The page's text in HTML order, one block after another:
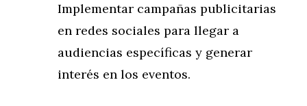
Implementar campañas publicitarias
en redes sociales para llegar a
audiencias específicas y generar
interés en los eventos.